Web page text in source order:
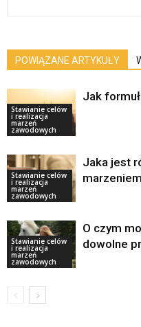
POWIĄZANE ARTYKUŁY
Stawianie celów
i realizacja
marzeń
zawodowych
Jak
Stawianie celów
i realizacja
marzeń
zawodowych
Jaka jest
Stawianie celów
i realizacja
marzeń
zawodowych
O czym
dowolne